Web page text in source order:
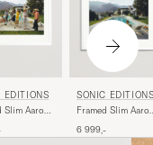
EDITIONS
Slim Aarons
SONIC
Framed Slim
6 999,-